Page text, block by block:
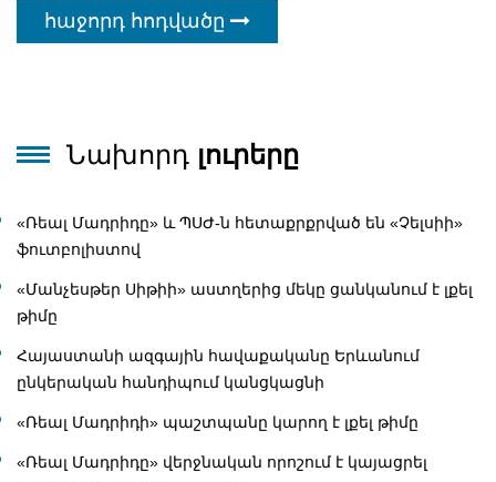
հաջորդ հոդվածը
Նախորդ լուրերը
«Ռեալ Մադրիդը» և ՊՍԺ-ն հետաքրքրված են «Չելսիի»
ֆուտբոլիստով
«Մանչեսթեր Սիթիի» աստղերից մեկը ցանկանում է լքել
թիմը
Հայաստանի ազգային հավաքականը Երևանում
ընկերական հանդիպում կանցկացնի
«Ռեալ Մադրիդի» պաշտպանը կարող է լքել թիմը
«Ռեալ Մադրիդը» վերջնական որոշում է կայացրել